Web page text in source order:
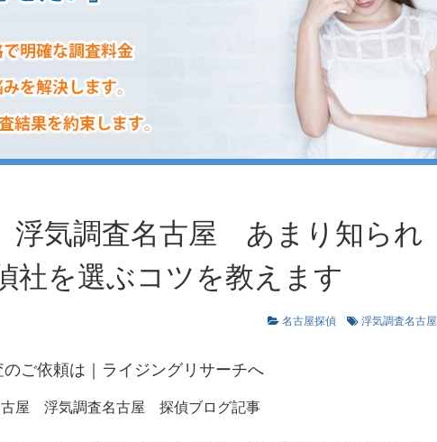
気調査名古屋 あまり知られ
社を選ぶコツを教えます
名古屋探偵 浮気調査名古屋
のご依頼は｜ライジングリサーチへ
古屋 浮気調査名古屋 探偵ブログ記事